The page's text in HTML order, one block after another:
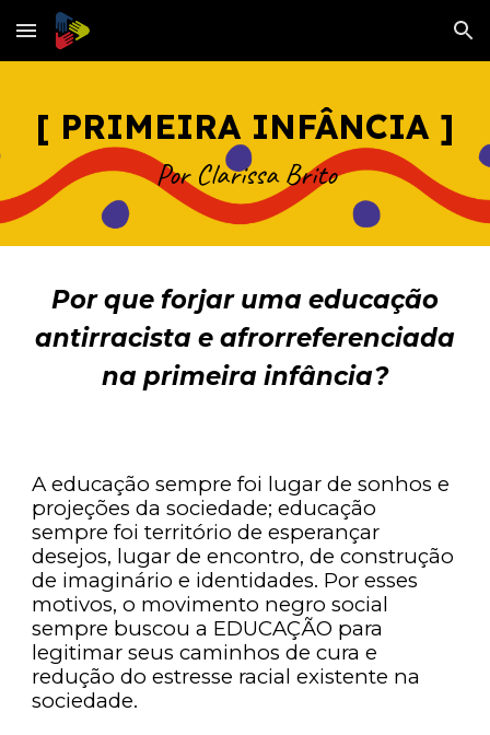
Skip to main content Skip to navigation
[ PRIMEIRA INFÂNCIA ]
Por Clarissa Brito
Por que forjar uma educação
antirracista e afrorreferenciada
na primeira infância?
A educação sempre foi lugar de sonhos e
projeções da sociedade; educação
sempre foi território de esperançar
desejos, lugar de encontro, de construção
de imaginário e identidades. Por esses
motivos, o movimento negro social
sempre buscou a EDUCAÇÃO para
legitimar seus caminhos de cura e
redução do estresse racial existente na
sociedade.